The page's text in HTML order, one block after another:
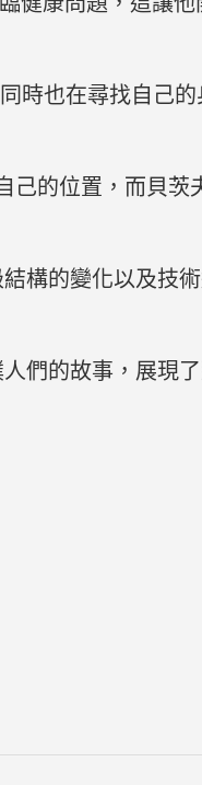
時也在尋找自己的
己的位置，而貝茨
構的變化以及技
們的故事，展現